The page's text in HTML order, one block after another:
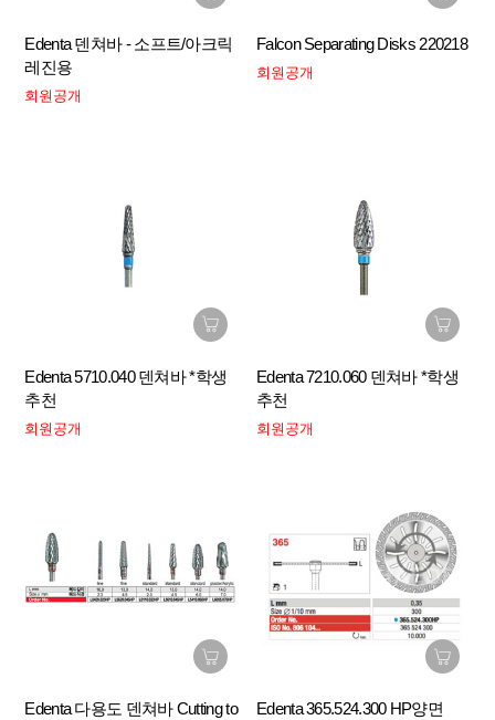
Edenta 덴쳐바 - 소프트/아크릭
레진용
회원공개
Falcon Separating Disks 220218
회원공개
Edenta 5710.040 덴쳐바 *학생
추천
회원공개
Edenta 7210.060 덴쳐바 *학생
추천
회원공개
Edenta 다용도 덴쳐바 Cutting to
Edenta 365.524.300 HP양면